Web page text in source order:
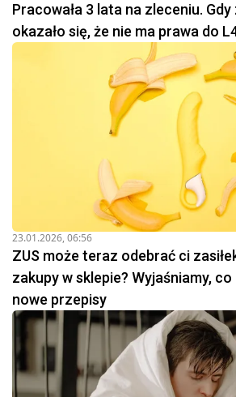
Pracowała 3 lata na zleceniu.
okazało się, że nie ma prawa do
23.01.2026, 06:56
ZUS może teraz odebrać ci
zakupy w sklepie? Wyjaśniamy,
nowe przepisy